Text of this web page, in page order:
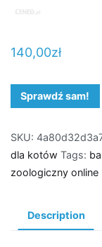
140,00zł
Sprawdź sam!
SKU:
dla kotów Tags:
zoologiczny online
Description